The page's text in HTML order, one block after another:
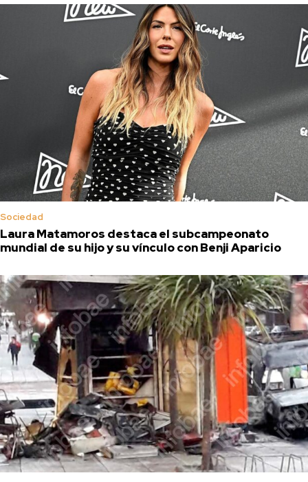
Sociedad
Laura Matamoros destaca el subcampeonato
mundial de su hijo y su vínculo con Benji Aparicio